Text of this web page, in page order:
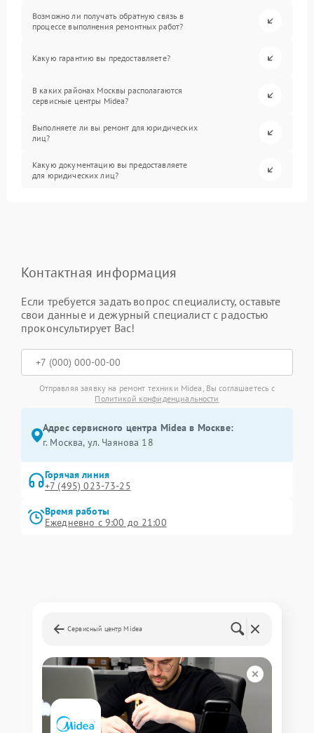
Возможно ли получать обратную связь в
процессе выполнения ремонтных работ?
Какую гарантию вы предоставляете?
В каких районах Москвы располагаются
сервисные центры Midea?
Выполняете ли вы ремонт для юридических
лиц?
Какую документацию вы предоставляете
для юридических лиц?
Контактная информация
Если требуется задать вопрос специалисту, оставьте
свои данные и дежурный специалист с радостью
проконсультирует Вас!
Отправляя заявку на ремонт техники Midea, Вы соглашаетесь с
Политикой конфиденциальности
Адрес сервисного центра Midea в Москве:
г. Москва, ул. Чаянова 18
Горячая линия
+7 (495) 023-73-25
Время работы
Ежедневно с 9:00 до 21:00
Сервисный центр Midea